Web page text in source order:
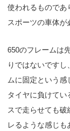
使われるものであ
スポーツの車体が
650のフレームは
りではないです
ムに固定という感
タイヤに負けて
スで走らせても破
レるような感じ